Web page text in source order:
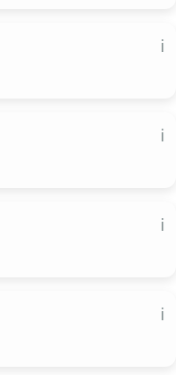
ℹ️
ℹ️
ℹ️
ℹ️